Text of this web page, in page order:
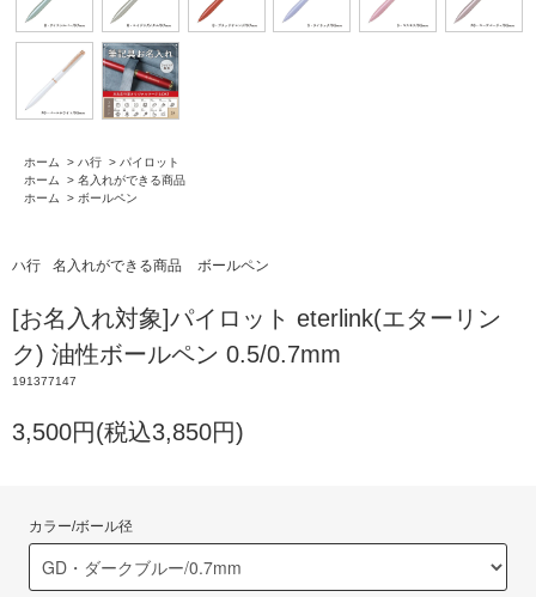
ホーム > ハ行 > パイロット
ホーム
> 名入れができる商品
ホーム
> ボールペン
ハ行 名入れができる商品 ボールペン
[お名入れ対象]パイロット eterlink(エターリン
ク) 油性ボールペン 0.5/0.7mm
191377147
3,500円(税込3,850円)
カラー/ボール径